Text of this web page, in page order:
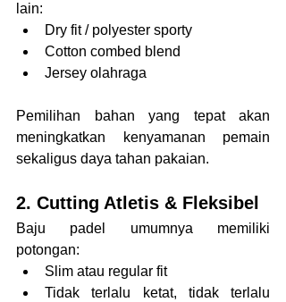
lain:
Dry fit / polyester sporty
Cotton combed blend
Jersey olahraga
Pemilihan bahan yang tepat akan
meningkatkan kenyamanan pemain
sekaligus daya tahan pakaian.
2. Cutting Atletis & Fleksibel
Baju padel umumnya memiliki
potongan:
Slim atau regular fit
Tidak terlalu ketat, tidak terlalu